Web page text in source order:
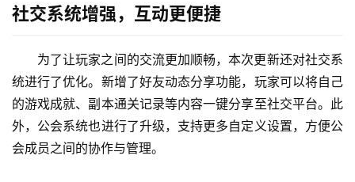
社交系统增强，互动更便捷
为了让玩家之间的交流更加顺畅，本次更新还对社交系
统进行了优化。新增了好友动态分享功能，玩家可以将自己
的游戏成就、副本通关记录等内容一键分享至社交平台。此
外，公会系统也进行了升级，支持更多自定义设置，方便公
会成员之间的协作与管理。